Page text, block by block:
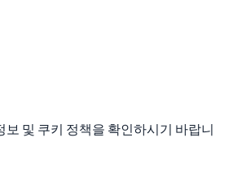
및 쿠키 정책을 확인하시기 바랍니